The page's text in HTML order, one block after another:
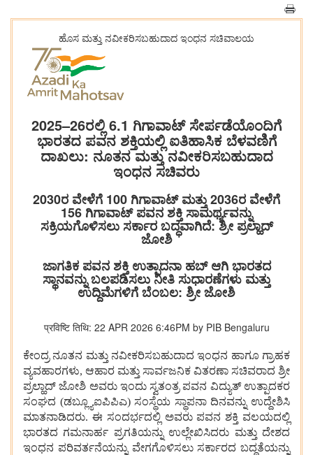
ಹೊಸ ಮತ್ತು ನವೀಕರಿಸಬಹುದಾದ ಇಂಧನ ಸಚಿವಾಲಯ
2025–26ರಲ್ಲಿ 6.1 ಗಿಗಾವಾಟ್ ಸೇರ್ಪಡೆಯೊಂದಿಗೆ
ಭಾರತದ ಪವನ ಶಕ್ತಿಯಲ್ಲಿ ಐತಿಹಾಸಿಕ ಬೆಳವಣಿಗೆ
ದಾಖಲು: ನೂತನ ಮತ್ತು ನವೀಕರಿಸಬಹುದಾದ
ಇಂಧನ ಸಚಿವರು
2030ರ ವೇಳೆಗೆ 100 ಗಿಗಾವಾಟ್ ಮತ್ತು 2036ರ ವೇಳೆಗೆ
156 ಗಿಗಾವಾಟ್ ಪವನ ಶಕ್ತಿ ಸಾಮರ್ಥ್ಯವನ್ನು
ಸಕ್ರಿಯಗೊಳಿಸಲು ಸರ್ಕಾರ ಬದ್ಧವಾಗಿದೆ: ಶ್ರೀ ಪ್ರಲ್ಹಾದ್
ಜೋಶಿ
ಜಾಗತಿಕ ಪವನ ಶಕ್ತಿ ಉತ್ಪಾದನಾ ಹಬ್ ಆಗಿ ಭಾರತದ
ಸ್ಥಾನವನ್ನು ಬಲಪಡಿಸಲು ನೀತಿ ಸುಧಾರಣೆಗಳು ಮತ್ತು
ಉದ್ದಿಮೆಗಳಿಗೆ ಬೆಂಬಲ: ಶ್ರೀ ಜೋಶಿ
प्रविष्टि तिथि: 22 APR 2026 6:46PM by PIB Bengaluru
ಕೇಂದ್ರ ನೂತನ ಮತ್ತು ನವೀಕರಿಸಬಹುದಾದ ಇಂಧನ ಹಾಗೂ ಗ್ರಾಹಕ
ವ್ಯವಹಾರಗಳು, ಆಹಾರ ಮತ್ತು ಸಾರ್ವಜನಿಕ ವಿತರಣಾ ಸಚಿವರಾದ ಶ್ರೀ
ಪ್ರಲ್ಹಾದ್ ಜೋಶಿ ಅವರು ಇಂದು ಸ್ವತಂತ್ರ ಪವನ ವಿದ್ಯುತ್ ಉತ್ಪಾದಕರ
ಸಂಘದ‌ (ಡಬ್ಲ್ಯೂಐಪಿಪಿಎ) ಸಂಸ್ಥೆಯ ಸ್ಥಾಪನಾ ದಿನವನ್ನು ಉದ್ದೇಶಿಸಿ
ಮಾತನಾಡಿದರು. ಈ ಸಂದರ್ಭದಲ್ಲಿ ಅವರು ಪವನ ಶಕ್ತಿ ವಲಯದಲ್ಲಿ
ಭಾರತದ ಗಮನಾರ್ಹ ಪ್ರಗತಿಯನ್ನು ಉಲ್ಲೇಖಿಸಿದರು ಮತ್ತು ದೇಶದ
ಇಂಧನ ಪರಿವರ್ತನೆಯನ್ನು ವೇಗಗೊಳಿಸಲು ಸರ್ಕಾರದ ಬದ್ಧತೆಯನ್ನು